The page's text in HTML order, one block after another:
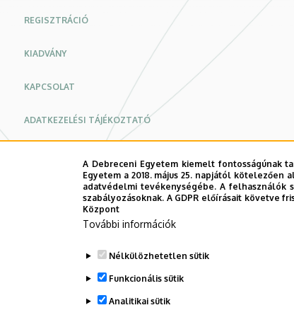
REGISZTRÁCIÓ
KIADVÁNY
KAPCSOLAT
ADATKEZELÉSI TÁJÉKOZTATÓ
A Debreceni Egyetem kiemelt fontosságúnak
Egyetem a 2018. május 25. napjától
adatvédelmi tevékenységébe. A
szabályozásoknak. A GDPR előírásait
Központ
További információk
Nélkülözhetetlen sütik
Funkcionális sütik
Analitikai sütik